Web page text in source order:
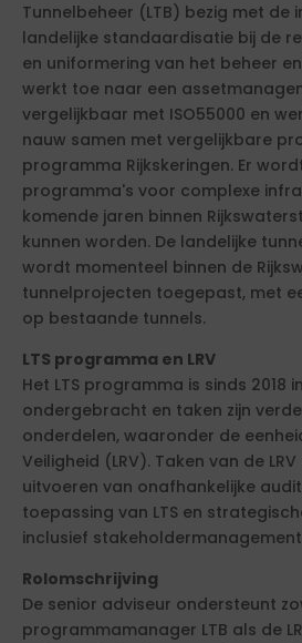
Tunnelbeheer (LTB) bezig met de
landelijke standaardisatie bij de
en uniformering van het beheer
werkt toe naar een
vergelijkbaar met ISO55000 en
nauw samen met vergelijkbare
programma Rijkskeringen. Er
programma's voor complexe
komende jaren binnen
kunnen worden. De landelijke
wordt momenteel binnen de
tunnelprojecten toegepast, met
op bestaande tunnels.
LTS programma en LRV
Het LTS programma is sinds 2018
ondergebracht en taken zijn
onderdelen, waaronder de
Veiligheid (LRV). Taken van de
uitvoeren van onafhankelijke
toepassing van LTS en
inclusief
Rolomschrijving
De senior adviseur ondersteunt
programmamanager LTB als de